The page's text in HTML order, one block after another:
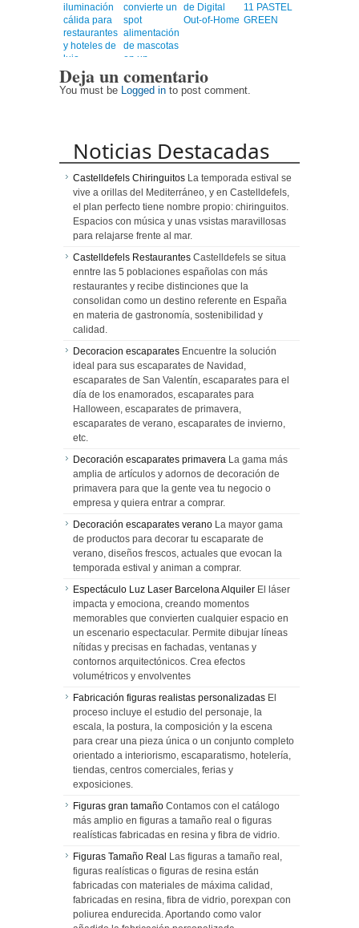
iluminación
cálida para
restaurantes
y hoteles de
lujo
convierte un
spot
alimentación
de mascotas
en un
musical
de Digital
Out-of-Home
11 PASTEL
GREEN
Deja un comentario
You must be Logged in to post comment.
Noticias Destacadas
Castelldefels Chiringuitos La temporada estival se
vive a orillas del Mediterráneo, y en Castelldefels,
el plan perfecto tiene nombre propio: chiringuitos.
Espacios con música y unas vsistas maravillosas
para relajarse frente al mar.
Castelldefels Restaurantes Castelldefels se situa
enntre las 5 poblaciones españolas con más
restaurantes y recibe distinciones que la
consolidan como un destino referente en España
en materia de gastronomía, sostenibilidad y
calidad.
Decoracion escaparates Encuentre la solución
ideal para sus escaparates de Navidad,
escaparates de San Valentín, escaparates para el
día de los enamorados, escaparates para
Halloween, escaparates de primavera,
escaparates de verano, escaparates de invierno,
etc.
Decoración escaparates primavera La gama más
amplia de artículos y adornos de decoración de
primavera para que la gente vea tu negocio o
empresa y quiera entrar a comprar.
Decoración escaparates verano La mayor gama
de productos para decorar tu escaparate de
verano, diseños frescos, actuales que evocan la
temporada estival y animan a comprar.
Espectáculo Luz Laser Barcelona Alquiler El láser
impacta y emociona, creando momentos
memorables que convierten cualquier espacio en
un escenario espectacular. Permite dibujar líneas
nítidas y precisas en fachadas, ventanas y
contornos arquitectónicos. Crea efectos
volumétricos y envolventes
Fabricación figuras realistas personalizadas El
proceso incluye el estudio del personaje, la
escala, la postura, la composición y la escena
para crear una pieza única o un conjunto completo
orientado a interiorismo, escaparatismo, hotelería,
tiendas, centros comerciales, ferias y
exposiciones.
Figuras gran tamaño Contamos con el catálogo
más amplio en figuras a tamaño real o figuras
realísticas fabricadas en resina y fibra de vidrio.
Figuras Tamaño Real Las figuras a tamaño real,
figuras realísticas o figuras de resina están
fabricadas con materiales de máxima calidad,
fabricadas en resina, fibra de vidrio, porexpan con
poliurea endurecida. Aportando como valor